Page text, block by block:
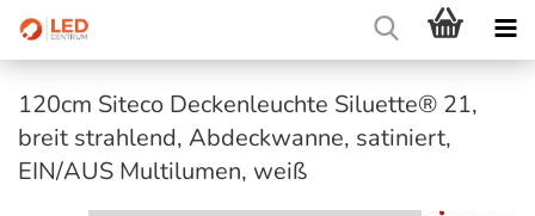
120cm Siteco Deckenleuchte Siluette® 21,
breit strahlend, Abdeckwanne, satiniert,
EIN/AUS Multilumen, weiß